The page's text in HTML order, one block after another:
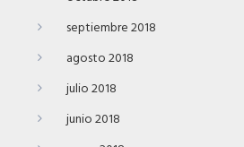
septiembre 2018
agosto 2018
julio 2018
junio 2018